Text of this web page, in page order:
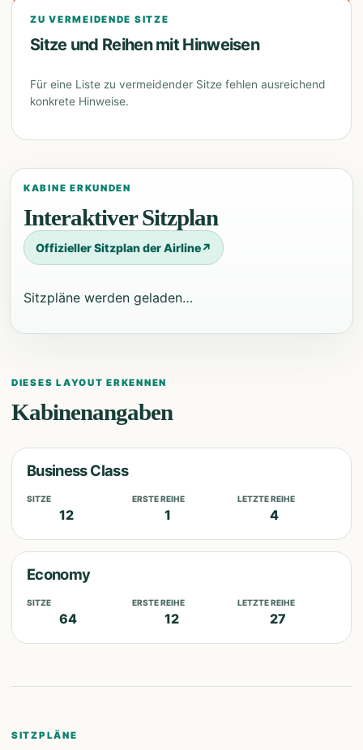
ZU VERMEIDENDE SITZE
Sitze und Reihen mit Hinweisen
Für eine Liste zu vermeidender Sitze fehlen ausreichend
konkrete Hinweise.
KABINE ERKUNDEN
Interaktiver Sitzplan
Offizieller Sitzplan der Airline↗
Sitzpläne werden geladen…
DIESES LAYOUT ERKENNEN
Kabinenangaben
Business Class
SITZE
12
ERSTE REIHE
1
LETZTE REIHE
4
Economy
SITZE
64
ERSTE REIHE
12
LETZTE REIHE
27
SITZPLÄNE